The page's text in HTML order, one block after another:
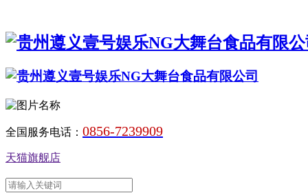
全国服务电话： 0856-7239909
天猫旗舰店